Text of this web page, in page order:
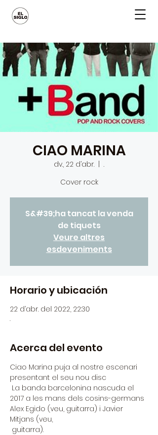
CIAO MARINA
dv., 22 d’abr.
.
Cover rock
S&#39;ha tancat la venda
de tiquets
Veure altres
esdeveniments
Horario y ubicación
22 d’abr. del 2022, 22:30
.
Acerca del evento
Ciao Marina puja al nostre escenari
presentant el seu nou disc
2017 a les mans dels cosins-germans
Alex Egido (veu, guitarra) i Javier
Mitjans (veu,
guitarra).